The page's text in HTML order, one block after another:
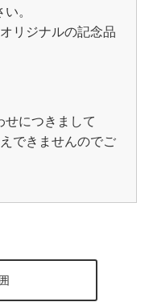
。
リジナルの記念品
につきまして
できませんのでご